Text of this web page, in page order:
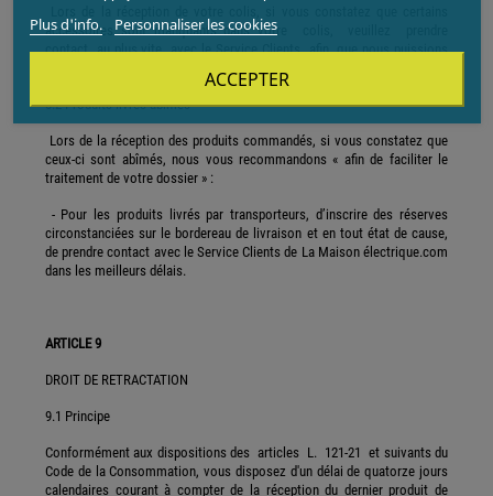
accessoires sont manquants dans votre colis, veuillez prendre
contact au plus vite avec le Service Clients afin que nous puissions
8.2 Produits livrés abimés
Lors de la réception des produits commandés, si vous constatez que
ceux-ci sont abîmés, nous vous recommandons « afin de faciliter le
traitement de votre dossier » :
- Pour les produits livrés par transporteurs, d’inscrire des réserves
circonstanciées sur le bordereau de livraison et en tout état de cause,
de prendre contact avec le Service Clients de La Maison électrique.com
dans les meilleurs délais.
ARTICLE 9
DROIT DE RETRACTATION
9.1 Principe
Conformément aux dispositions des articles L. 121-21 et suivants du
Code de la Consommation, vous disposez d'un délai de quatorze jours
calendaires courant à compter de la réception du dernier produit de
Plus d'info. Personnaliser les cookies
ACCEPTER